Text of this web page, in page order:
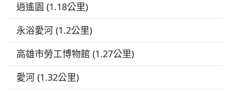
逍遙園 (1.18公里)
永浴愛河 (1.2公里)
高雄市勞工博物館 (1.27公里)
愛河 (1.32公里)